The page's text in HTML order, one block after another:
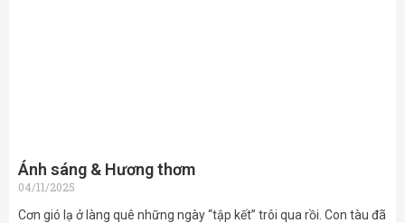
Ánh sáng & Hương thơm
04/11/2025
Cơn gió lạ ở làng quê những ngày “tập kết” trôi qua rồi. Con tàu đã